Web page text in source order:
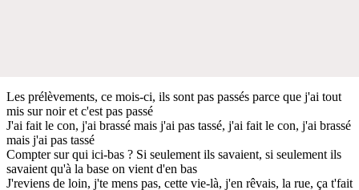
Les prélèvements, ce mois-ci, ils sont pas passés parce que j'ai tout
mis sur noir et c'est pas passé
J'ai fait le con, j'ai brassé mais j'ai pas tassé, j'ai fait le con, j'ai brassé
mais j'ai pas tassé
Compter sur qui ici-bas ? Si seulement ils savaient, si seulement ils
savaient qu'à la base on vient d'en bas
J'reviens de loin, j'te mens pas, cette vie-là, j'en rêvais, la rue, ça t'fait